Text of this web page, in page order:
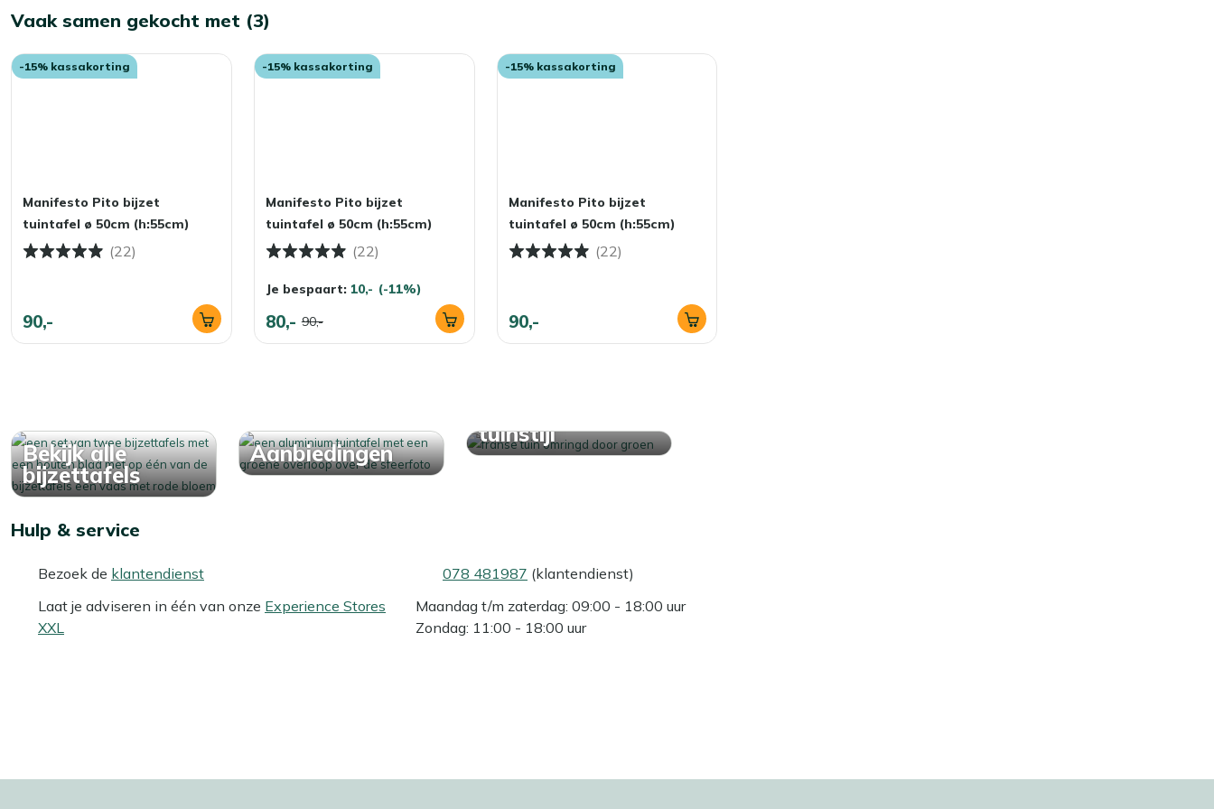
Vaak samen gekocht met (3)
-15% kassakorting
Manifesto Pito bijzet
tuintafel ø 50cm (h:55cm)
(22)
90,-
-15% kassakorting
Manifesto Pito bijzet
tuintafel ø 50cm (h:55cm)
(22)
Je bespaart: 10,- (-11%)
80,- 90,-
-15% kassakorting
Manifesto Pito bijzet
tuintafel ø 50cm (h:55cm)
(22)
90,-
Bekijk alle
bijzettafels
Aanbiedingen
tuinstijl
Hulp & service
Bezoek de klantendienst
Laat je adviseren in één van onze Experience Stores
XXL
078 481987 (klantendienst)
Maandag t/m zaterdag: 09:00 - 18:00 uur
Zondag: 11:00 - 18:00 uur